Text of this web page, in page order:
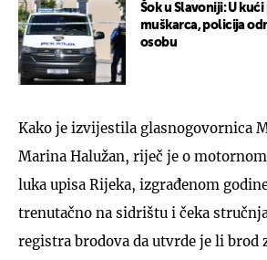
Šok u Slavoniji: U
muškarca, policija
osobu
Kako je izvijestila glasnogovornica
Marina Halužan, riječ je o
luka upisa Rijeka, izgrađenom
trenutačno na sidrištu i čeka
registra brodova da utvrde je li brod